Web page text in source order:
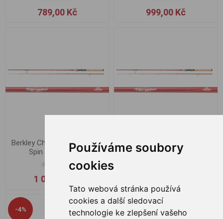
Používáme soubory
cookies
Tato webová stránka používá
cookies a další sledovací
technologie ke zlepšení vašeho
789,00 Kč 999,00 Kč
Berkley Cherrywood Original
Spin 2.40m 2-10g
1 089,00 Kč
Berkley Cherrywood Original
Spin 2.40m 3-18g
-4%